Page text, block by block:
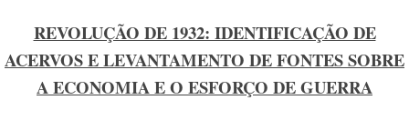
REVOLUÇÃO DE 1932: IDENTIFICAÇÃO DE
ACERVOS E LEVANTAMENTO DE FONTES SOBRE
A ECONOMIA E O ESFORÇO DE GUERRA